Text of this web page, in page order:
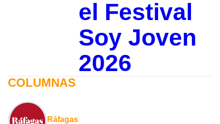
el Festival
Soy Joven
2026
COLUMNAS
Ráfagas